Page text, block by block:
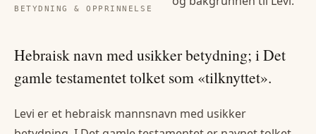
BETYDNING & OPPRINNELSE
Hebraisk navn med usikker betydning; i Det
gamle testamentet tolket som «tilknyttet».
Levi er et hebraisk mannsnavn med usikker